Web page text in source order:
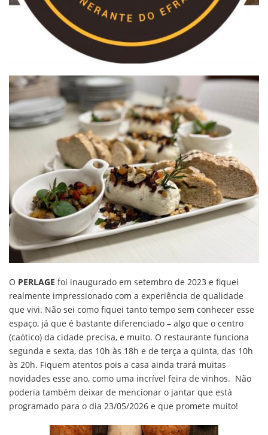
O PERLAGE foi inaugurado em setembro de 2023 e fiquei
realmente impressionado com a experiência de qualidade
que vivi. Não sei como fiquei tanto tempo sem conhecer esse
espaço, já que é bastante diferenciado – algo que o centro
(caótico) da cidade precisa, e muito. O restaurante funciona
segunda e sexta, das 10h às 18h e de terça a quinta, das 10h
às 20h. Fiquem atentos pois a casa ainda trará muitas
novidades esse ano, como uma incrível feira de vinhos. Não
poderia também deixar de mencionar o jantar que está
programado para o dia 23/05/2026 e que promete muito!